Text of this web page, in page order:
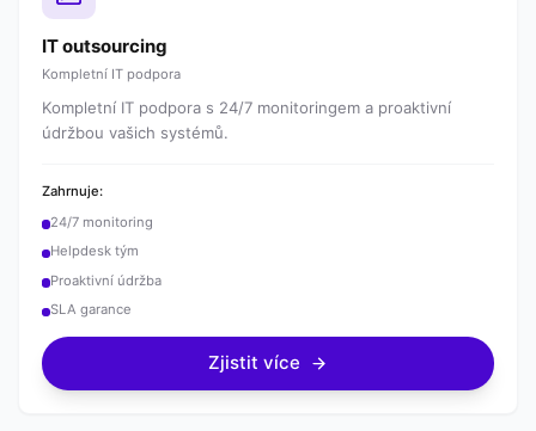
IT outsourcing
Kompletní IT podpora
Kompletní IT podpora s 24/7 monitoringem a proaktivní
údržbou vašich systémů.
Zahrnuje:
24/7 monitoring
Helpdesk tým
Proaktivní údržba
SLA garance
Zjistit více